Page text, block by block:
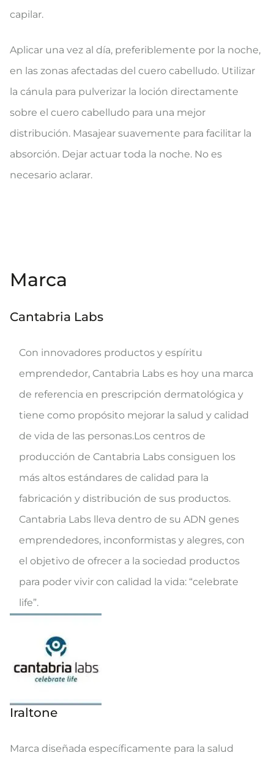
capilar.
Aplicar una vez al día, preferiblemente por la noche,
en las zonas afectadas del cuero cabelludo. Utilizar
la cánula para pulverizar la loción directamente
sobre el cuero cabelludo para una mejor
distribución. Masajear suavemente para facilitar la
absorción. Dejar actuar toda la noche. No es
necesario aclarar.
Marca
Cantabria Labs
Con innovadores productos y espíritu
emprendedor, Cantabria Labs es hoy una marca
de referencia en prescripción dermatológica y
tiene como propósito mejorar la salud y calidad
de vida de las personas.Los centros de
producción de Cantabria Labs consiguen los
más altos estándares de calidad para la
fabricación y distribución de sus productos.
Cantabria Labs lleva dentro de su ADN genes
emprendedores, inconformistas y alegres, con
el objetivo de ofrecer a la sociedad productos
para poder vivir con calidad la vida: “celebrate
life”.
Iraltone
Marca diseñada específicamente para la salud